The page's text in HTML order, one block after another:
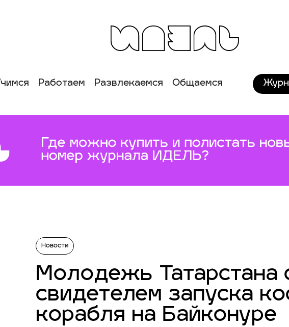
Работаем Развлекаемся Общаемся
Новости
Молодежь Татарстана
свидетелем запуска
корабля на Байконуре